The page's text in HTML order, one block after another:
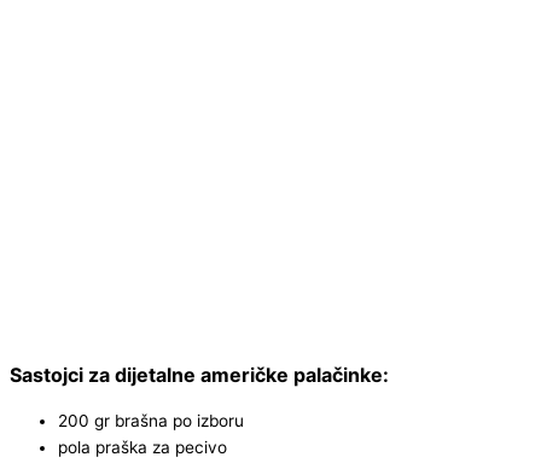
Sastojci za dijetalne američke palačinke:
200 gr brašna po izboru
pola praška za pecivo